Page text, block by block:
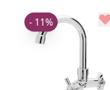
- 11%